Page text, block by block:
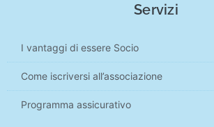
Servizi
I vantaggi di essere Socio
Come iscriversi all’associazione
Programma assicurativo